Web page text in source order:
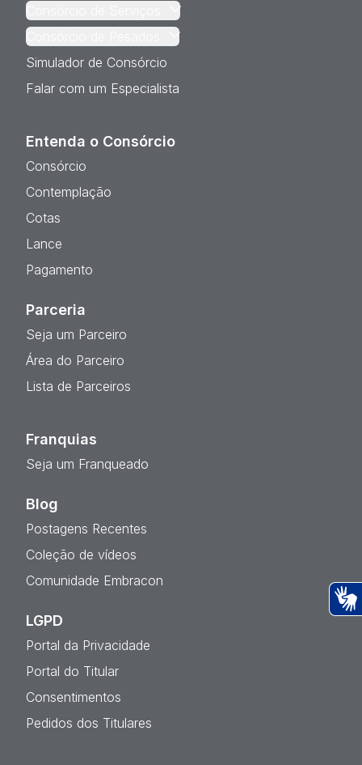
Simulador de Consórcio
Falar com um Especialista
Entenda o Consórcio
Consórcio
Contemplação
Cotas
Lance
Pagamento
Parceria
Seja um Parceiro
Área do Parceiro
Lista de Parceiros
Franquias
Seja um Franqueado
Blog
Postagens Recentes
Coleção de vídeos
Comunidade Embracon
LGPD
Portal da Privacidade
Portal do Titular
Consentimentos
Pedidos dos Titulares